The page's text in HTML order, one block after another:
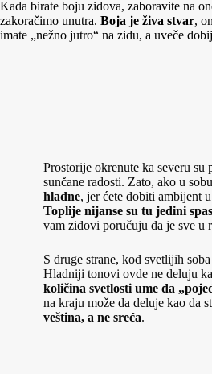
Kada birate boju zidova, zaboravite na
zakoračimo unutra. Boja je živa stvar,
imate „nežno jutro“ na zidu, a uveče
Prostorije okrenute ka severu su
sunčane radosti. Zato, ako u
hladne, jer ćete dobiti ambijent
Toplije nijanse su tu jedini spas
vam zidovi poručuju da je sve u
S druge strane, kod svetlijih
Hladniji tonovi ovde ne deluju
količina svetlosti ume da
na kraju može da deluje kao da
veština, a ne sreća.